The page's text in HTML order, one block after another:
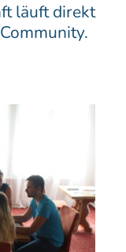
läuft direkt